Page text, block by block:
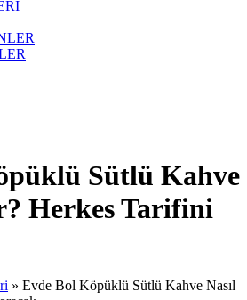
Sütlü Kahve
Herkes Tarifini
» Evde Bol Köpüklü Sütlü Kahve Nasıl